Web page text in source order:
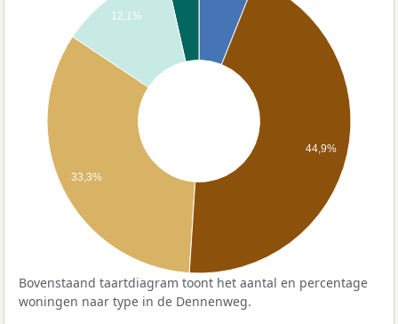
12,1%
33,3%
44,9%
Bovenstaand taartdiagram toont het aantal en percentage
woningen naar type in de Dennenweg.